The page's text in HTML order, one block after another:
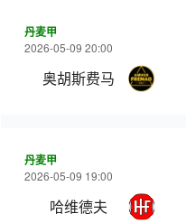
丹麦甲
2026-05-09 20:00
奥胡斯费马
丹麦甲
2026-05-09 19:00
哈维德夫